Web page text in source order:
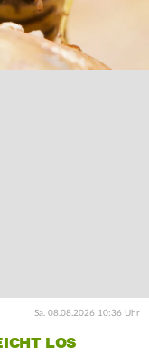
Sa. 08.08.2026 10:36 Uhr
LOS